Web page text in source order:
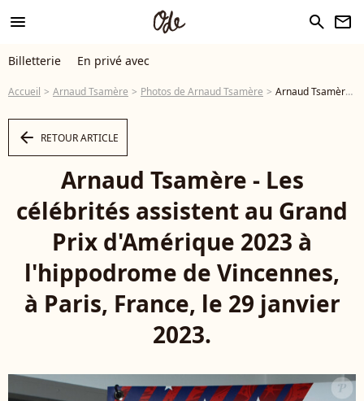
menu search newsletter
Billetterie En privé avec
Accueil Arnaud Tsamère Photos de Arnaud Tsamère Arnaud Tsamère - Les célébrités assistent au Grand Prix d'Amérique 2023 à l'hippodrome de Vincennes, à Paris, France, le 29 janvier 2023. © Christophe Clovis/Bestimage - Photo
arrow_left RETOUR ARTICLE
Arnaud Tsamère - Les
célébrités assistent au Grand
Prix d'Amérique 2023 à
l'hippodrome de Vincennes,
à Paris, France, le 29 janvier
2023.